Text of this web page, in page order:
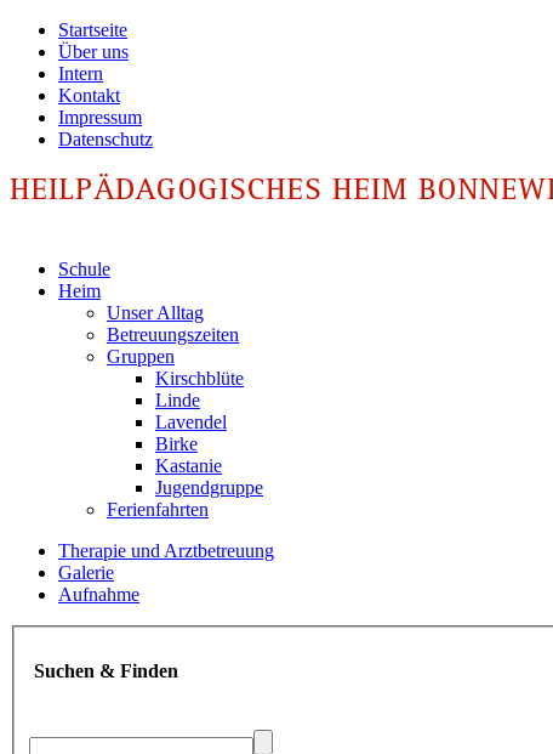
Startseite
Über uns
Intern
Kontakt
Impressum
Datenschutz
Schule
Heim
Unser Alltag
Betreuungszeiten
Gruppen
Kirschblüte
Linde
Lavendel
Birke
Kastanie
Jugendgruppe
Ferienfahrten
Therapie und Arztbetreuung
Galerie
Aufnahme
Suchen & Finden